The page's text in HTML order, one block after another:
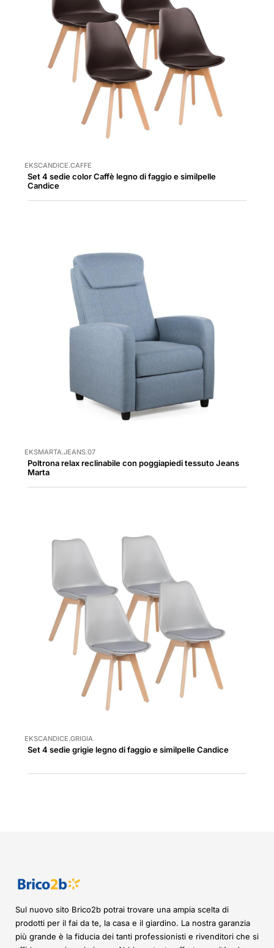
EKSCANDICE.CAFFE
Set 4 sedie color Caffè legno di faggio e similpelle
Candice
EKSMARTA.JEANS.07
Poltrona relax reclinabile con poggiapiedi tessuto Jeans
Marta
EKSCANDICE.GRIGIA
Set 4 sedie grigie legno di faggio e similpelle Candice
Sul nuovo sito Brico2b potrai trovare una ampia scelta di
prodotti per il fai da te, la casa e il giardino. La nostra garanzia
più grande è la fiducia dei tanti professionisti e rivenditori che si